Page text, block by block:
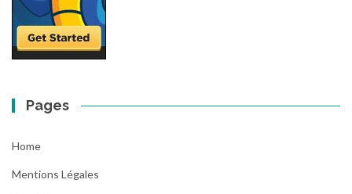
Pages
Home
Mentions Légales